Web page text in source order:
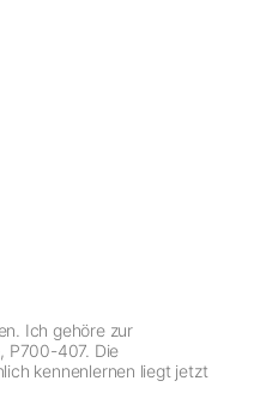
Ich gehöre zur
P700-407. Die
kennenlernen liegt jetzt